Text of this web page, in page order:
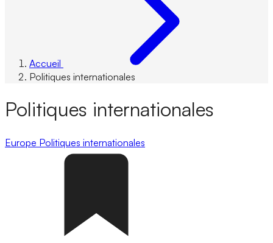
Accueil
Politiques internationales
Politiques internationales
Europe Politiques internationales